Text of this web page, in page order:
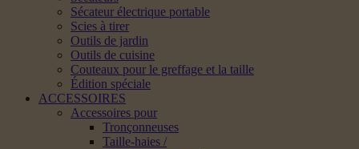
Sécateur électrique portable
Scies à tirer
Outils de jardin
Outils de cuisine
Couteaux pour le greffage et la taille
Édition spéciale
ACCESSOIRES
Accessoires pour
Tronçonneuses
Taille-haies /